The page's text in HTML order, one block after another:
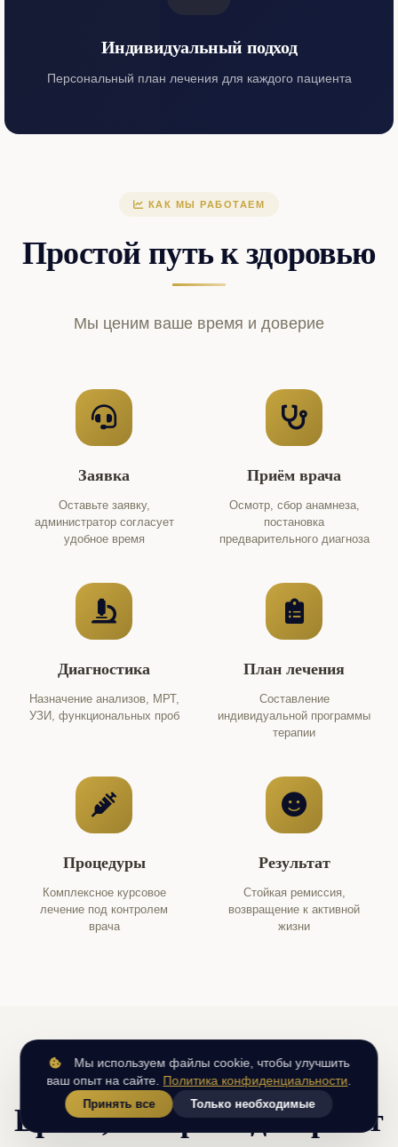
Индивидуальный подход
Персональный план лечения для каждого пациента
КАК МЫ РАБОТАЕМ
Простой путь к здоровью
Мы ценим ваше время и доверие
Заявка
Оставьте заявку,
администратор согласует
удобное время
Приём врача
Осмотр, сбор анамнеза,
постановка
предварительного диагноза
Диагностика
Назначение анализов, МРТ,
УЗИ, функциональных проб
План лечения
Составление
индивидуальной программы
терапии
Процедуры
Комплексное курсовое
лечение под контролем
врача
Результат
Стойкая ремиссия,
возвращение к активной
жизни
НАША КОМАНДА
Врачи, которым доверяют
Мы используем файлы cookie, чтобы улучшить
ваш опыт на сайте. Политика конфиденциальности.
Принять все
Только необходимые